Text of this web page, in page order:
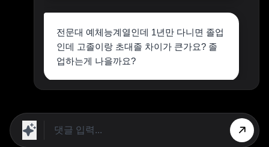
전문대 예체능계열인데 1년만 다니면 졸업
인데 고졸이랑 초대졸 차이가 큰가요? 졸
업하는게 나을까요?
1년 정도면 좀만 버티셔서 졸업을 하시는
게 좋을꺼 같습니다!